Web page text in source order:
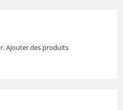
Ajouter des produits